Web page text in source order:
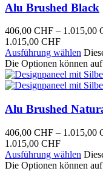
Alu Brushed Black
406,00 CHF – 1.015,00
1.015,00 CHF
Ausführung wählen
Die Optionen können
Alu Brushed
406,00 CHF – 1.015,00
1.015,00 CHF
Ausführung wählen
Die Optionen können